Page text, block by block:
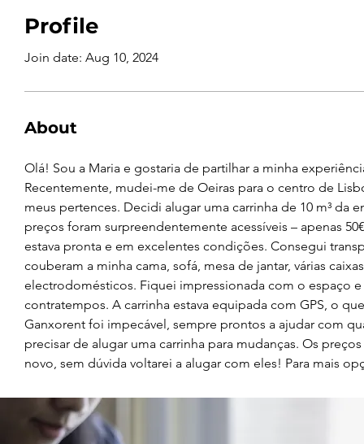
Profile
Join date: Aug 10, 2024
About
Olá! Sou a Maria e gostaria de partilhar a minha
Recentemente, mudei-me de Oeiras para o centro de
meus pertences. Decidi alugar uma carrinha de 10 m³
preços foram surpreendentemente acessíveis – apenas
estava pronta e em excelentes condições. Consegui
couberam a minha cama, sofá, mesa de jantar, várias
electrodomésticos. Fiquei impressionada com o espaço
contratempos. A carrinha estava equipada com GPS, o
Ganxorent foi impecável, sempre prontos a ajudar com
precisar de alugar uma carrinha para mudanças. Os
novo, sem dúvida voltarei a alugar com eles! Para mais